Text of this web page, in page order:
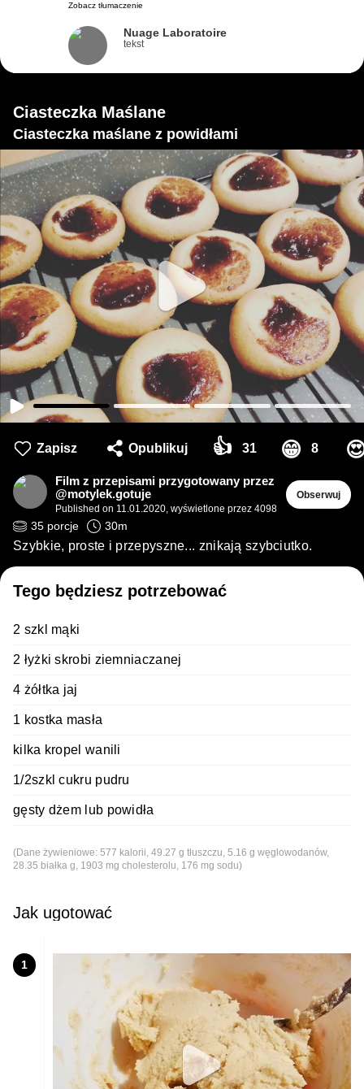
Zobacz tłumaczenie
Nuage Laboratoire
tekst
Ciasteczka Maślane
Ciasteczka maślane z powidłami
Zapisz Opublikuj 👍 31 😁 8
Film z przepisami przygotowany przez
@motylek.gotuje
Published on 11.01.2020, wyświetlone przez 4098
Obserwuj
35 porcje 30m
Szybkie, proste i przepyszne... znikają szybciutko.
Tego będziesz potrzebować
2 szkl mąki
2 łyżki skrobi ziemniaczanej
4 żółtka jaj
1 kostka masła
kilka kropel wanili
1/2szkl cukru pudru
gęsty dżem lub powidła
(Dane żywieniowe: 577 kalorii, 49.27 g tłuszczu, 5.16 g węglowodanów,
28.35 białka g, 1903 mg cholesterolu, 176 mg sodu)
Jak ugotować
1